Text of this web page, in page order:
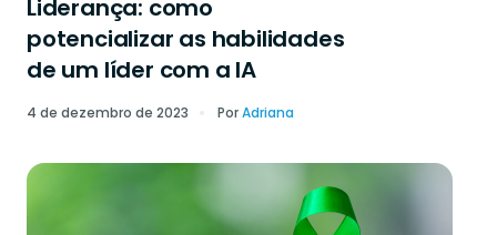
Liderança: como
potencializar as habilidades
de um líder com a IA
4 de dezembro de 2023 PorAdriana